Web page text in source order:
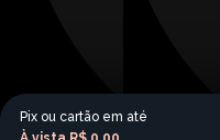
Pix ou cartão em até